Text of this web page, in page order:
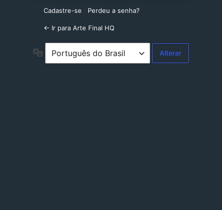
Cadastre-se Perdeu a senha?
← Ir para Arte Final HQ
Idioma